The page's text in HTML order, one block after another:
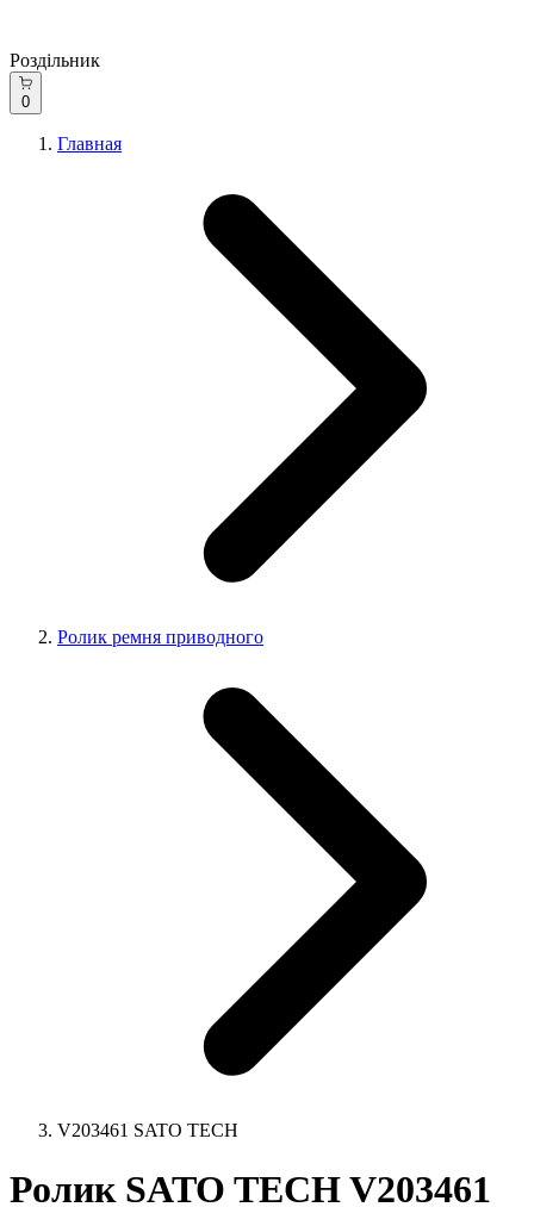
Роздільник
0
Главная
Ролик ремня приводного
V203461 SATO TECH
Ролик SATO TECH V203461